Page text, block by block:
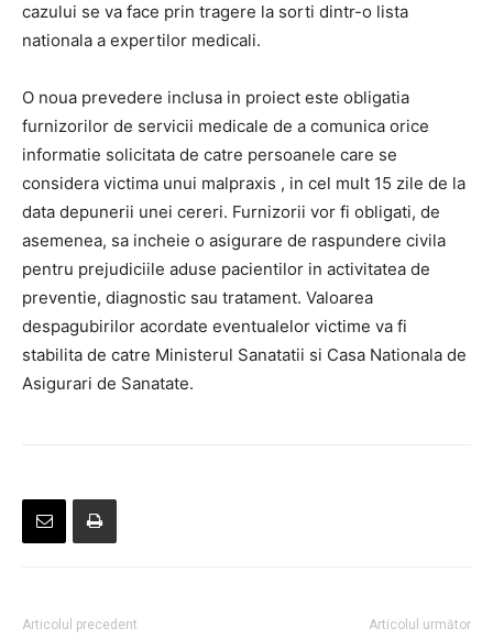
cazului se va face prin tragere la sorti dintr-o lista
nationala a expertilor medicali.
O noua prevedere inclusa in proiect este obligatia
furnizorilor de servicii medicale de a comunica orice
informatie solicitata de catre persoanele care se
considera victima unui malpraxis , in cel mult 15 zile de la
data depunerii unei cereri. Furnizorii vor fi obligati, de
asemenea, sa incheie o asigurare de raspundere civila
pentru prejudiciile aduse pacientilor in activitatea de
preventie, diagnostic sau tratament. Valoarea
despagubirilor acordate eventualelor victime va fi
stabilita de catre Ministerul Sanatatii si Casa Nationala de
Asigurari de Sanatate.
Articolul precedent Articolul următor